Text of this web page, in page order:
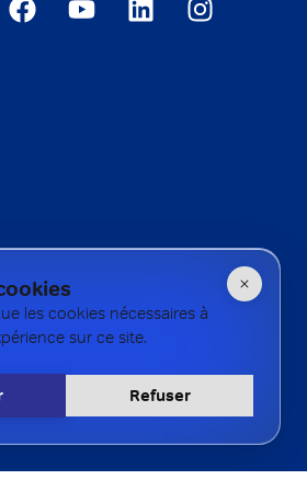
les cookies nécessaires à
sur ce site.
Refuser